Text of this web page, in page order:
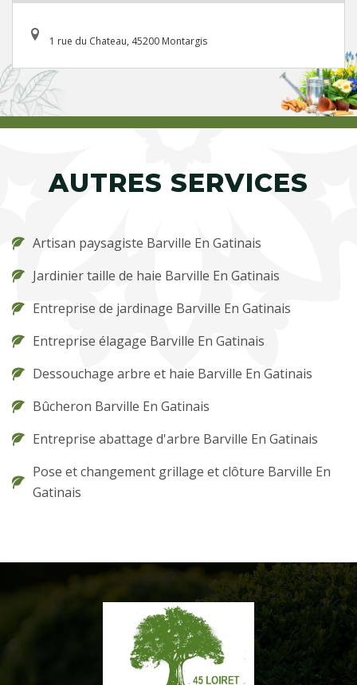
1 rue du Chateau, 45200 Montargis
AUTRES SERVICES
Artisan paysagiste Barville En Gatinais
Jardinier taille de haie Barville En Gatinais
Entreprise de jardinage Barville En Gatinais
Entreprise élagage Barville En Gatinais
Dessouchage arbre et haie Barville En Gatinais
Bûcheron Barville En Gatinais
Entreprise abattage d'arbre Barville En Gatinais
Pose et changement grillage et clôture Barville En
Gatinais